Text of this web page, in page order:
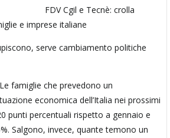
FDV Cgil e Tecnè: crolla
e imprese italiane
serve cambiamento politiche
famiglie che prevedono un
economica dell’Italia nei prossimi
punti percentuali rispetto a gennaio e
Salgono, invece, quante temono un